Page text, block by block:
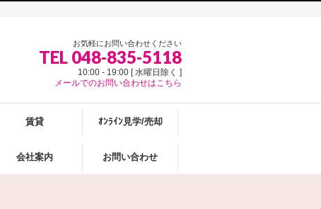
お気軽にお問い合わせください
TEL 048-835-5118
10:00 - 19:00 [ 水曜日除く ]
メールでのお問い合わせはこちら
賃貸 ｵﾝﾗｲﾝ見学/売却
会社案内 お問い合わせ